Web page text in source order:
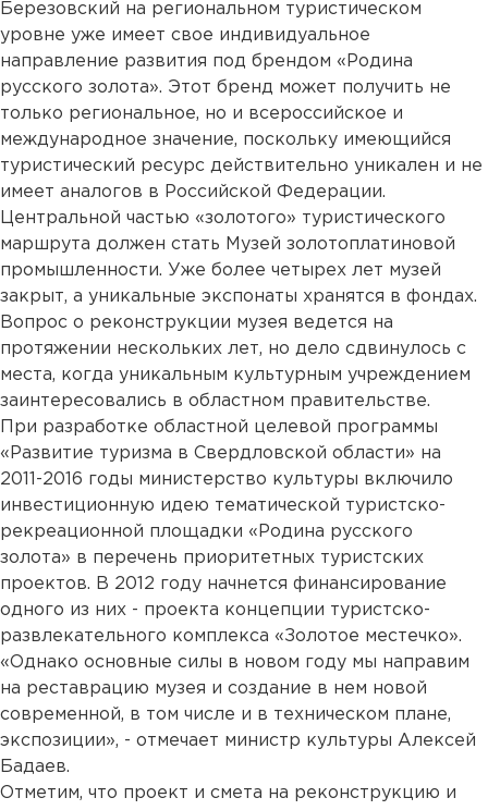
Березовский на региональном туристическом
уровне уже имеет свое индивидуальное
направление развития под брендом «Родина
русского золота». Этот бренд может получить не
только региональное, но и всероссийское и
международное значение, поскольку имеющийся
туристический ресурс действительно уникален и не
имеет аналогов в Российской Федерации.
Центральной частью «золотого» туристического
маршрута должен стать Музей золотоплатиновой
промышленности. Уже более четырех лет музей
закрыт, а уникальные экспонаты хранятся в фондах.
Вопрос о реконструкции музея ведется на
протяжении нескольких лет, но дело сдвинулось с
места, когда уникальным культурным учреждением
заинтересовались в областном правительстве.
При разработке областной целевой программы
«Развитие туризма в Свердловской области» на
2011-2016 годы министерство культуры включило
инвестиционную идею тематической туристско-
рекреационной площадки «Родина русского
золота» в перечень приоритетных туристских
проектов. В 2012 году начнется финансирование
одного из них - проекта концепции туристско-
развлекательного комплекса «Золотое местечко».
«Однако основные силы в новом году мы направим
на реставрацию музея и создание в нем новой
современной, в том числе и в техническом плане,
экспозиции», - отмечает министр культуры Алексей
Бадаев.
Отметим, что проект и смета на реконструкцию и